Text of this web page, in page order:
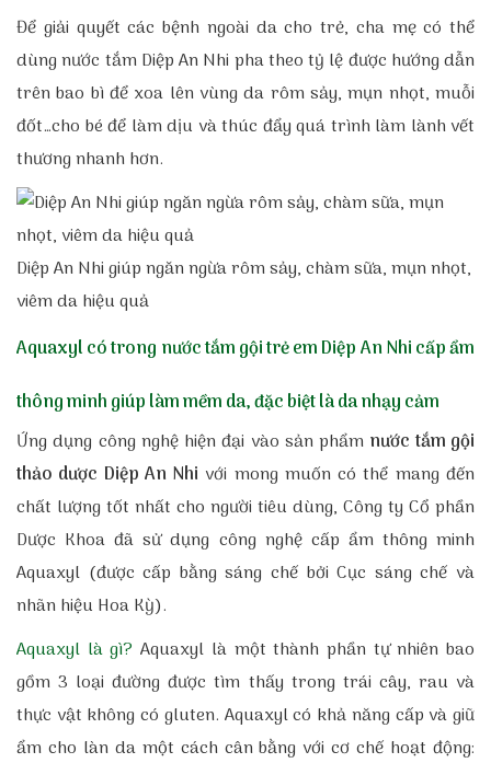
Để giải quyết các bệnh ngoài da cho trẻ, cha mẹ có thể
dùng nước tắm Diệp An Nhi pha theo tỷ lệ được hướng dẫn
trên bao bì để xoa lên vùng da rôm sảy, mụn nhọt, muỗi
đốt…cho bé để làm dịu và thúc đẩy quá trình làm lành vết
thương nhanh hơn.
Diệp An Nhi giúp ngăn ngừa rôm sảy, chàm sữa, mụn nhọt,
viêm da hiệu quả
Aquaxyl có trong nước tắm gội trẻ em Diệp An Nhi cấp ẩm
thông minh giúp làm mềm da, đặc biệt là da nhạy cảm
Ứng dụng công nghệ hiện đại vào sản phẩm nước tắm gội
thảo dược Diệp An Nhi với mong muốn có thể mang đến
chất lượng tốt nhất cho người tiêu dùng, Công ty Cổ phần
Dược Khoa đã sử dụng công nghệ cấp ẩm thông minh
Aquaxyl (được cấp bằng sáng chế bởi Cục sáng chế và
nhãn hiệu Hoa Kỳ).
Aquaxyl là gì? Aquaxyl là một thành phần tự nhiên bao
gồm 3 loại đường được tìm thấy trong trái cây, rau và
thực vật không có gluten. Aquaxyl có khả năng cấp và giữ
ẩm cho làn da một cách cân bằng với cơ chế hoạt động: